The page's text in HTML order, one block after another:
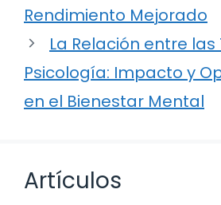
Rendimiento Mejorado
La Relación entre las
Psicología: Impacto y
en el Bienestar Mental
Artículos